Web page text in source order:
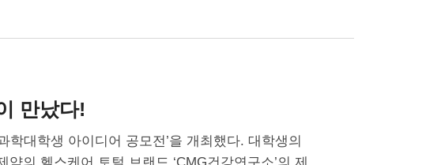
만났다!
학대학생 아이디어 공모전’을 개최했다. 대학생의